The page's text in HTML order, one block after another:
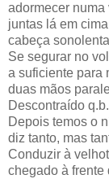
adormecer
juntas lá em
cabeça
Se segurar no
a suficiente para
duas mãos
Descontraído q.b.
Depois temos o
diz tanto, mas
Conduzir à
chegado à frente